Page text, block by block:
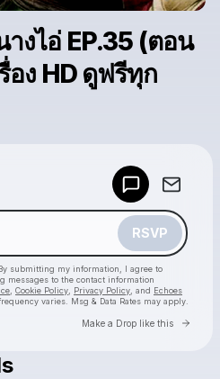
งไอ่ EP.35 (ตอน
อง HD ดูฟรีทุก
RSVP
submitting my information, I agree to
messages to the contact information
Cookie Policy Privacy Policy , and Echoes
varies. Msg & Data Rates may apply.
Make a Drop like this Go